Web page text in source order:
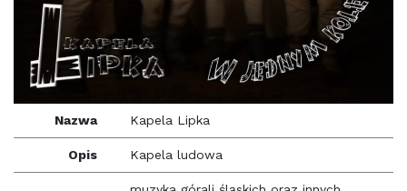
Nazwa Kapela Lipka
Opis Kapela ludowa